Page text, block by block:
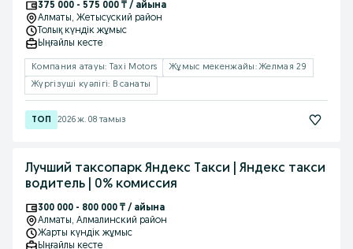
375 000 - 575 000 ₸ / айына
Алматы, Жетысуский район
Толық күндік жұмыс
Ыңғайлы кесте
Компания атауы: Taxi Motors
Жұмыс мекенжайы: Желмая 29
Жүргізуші куәлігі: B санаты
2026 ж. 08 тамыз
Лучший таксопарк Яндекс Такси | Яндекс такси
водитель | 0% комиссия
300 000 - 800 000 ₸ / айына
Алматы, Алмалинский район
Жарты күндік жұмыс
Ыңғайлы кесте